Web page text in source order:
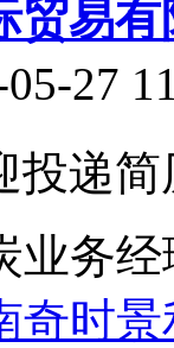
贸易有
27
递
业务经
奇时